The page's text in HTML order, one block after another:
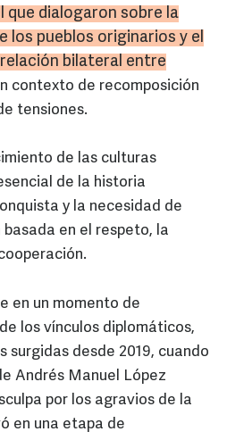
que dialogaron sobre la
los pueblos originarios y el
bilateral entre
contexto de recomposición
tensiones.
de las culturas
de la historia
y la necesidad de
en el respeto, la
en un momento de
los vínculos diplomáticos,
surgidas desde 2019, cuando
Andrés Manuel López
por los agravios de la
en una etapa de